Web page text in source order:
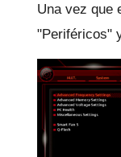
Una vez que
"Periféricos"